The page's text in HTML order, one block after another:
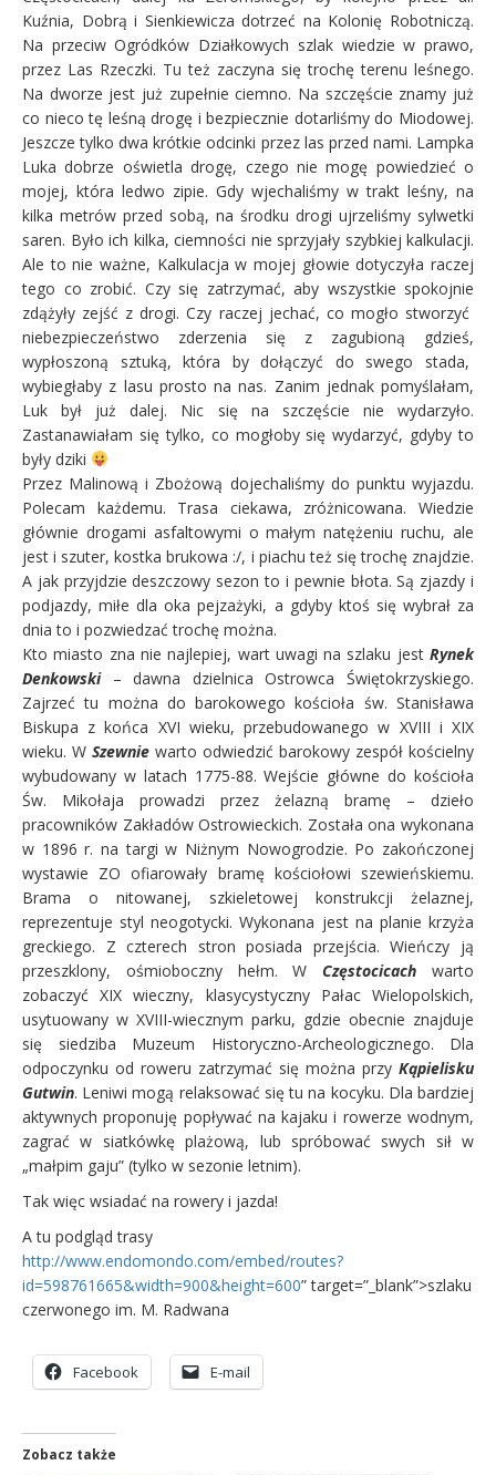
Kuźnia, Dobrą i Sienkiewicza dotrzeć na Kolonię Robotniczą.
Na przeciw Ogródków Działkowych szlak wiedzie w prawo,
przez Las Rzeczki. Tu też zaczyna się trochę terenu leśnego.
Na dworze jest już zupełnie ciemno. Na szczęście znamy już
co nieco tę leśną drogę i bezpiecznie dotarliśmy do Miodowej.
Jeszcze tylko dwa krótkie odcinki przez las przed nami. Lampka
Luka dobrze oświetla drogę, czego nie mogę powiedzieć o
mojej, która ledwo zipie. Gdy wjechaliśmy w trakt leśny, na
kilka metrów przed sobą, na środku drogi ujrzeliśmy sylwetki
saren. Było ich kilka, ciemności nie sprzyjały szybkiej kalkulacji.
Ale to nie ważne, Kalkulacja w mojej głowie dotyczyła raczej
tego co zrobić. Czy się zatrzymać, aby wszystkie spokojnie
zdążyły zejść z drogi. Czy raczej jechać, co mogło stworzyć
niebezpieczeństwo zderzenia się z zagubioną gdzieś,
wypłoszoną sztuką, która by dołączyć do swego stada,
wybiegłaby z lasu prosto na nas. Zanim jednak pomyślałam,
Luk był już dalej. Nic się na szczęście nie wydarzyło.
Zastanawiałam się tylko, co mogłoby się wydarzyć, gdyby to
były dziki
Przez Malinową i Zbożową dojechaliśmy do punktu wyjazdu.
Polecam każdemu. Trasa ciekawa, zróżnicowana. Wiedzie
głównie drogami asfaltowymi o małym natężeniu ruchu, ale
jest i szuter, kostka brukowa :/, i piachu też się trochę znajdzie.
A jak przyjdzie deszczowy sezon to i pewnie błota. Są zjazdy i
podjazdy, miłe dla oka pejzażyki, a gdyby ktoś się wybrał za
dnia to i pozwiedzać trochę można.
Kto miasto zna nie najlepiej, wart uwagi na szlaku jest Rynek
Denkowski
– dawna dzielnica Ostrowca Świętokrzyskiego.
Zajrzeć tu można do barokowego kościoła św. Stanisława
Biskupa z końca XVI wieku, przebudowanego w XVIII i XIX
wieku. W Szewnie warto odwiedzić barokowy zespół kościelny
wybudowany w latach 1775-88. Wejście główne do kościoła
Św. Mikołaja prowadzi przez żelazną bramę – dzieło
pracowników Zakładów Ostrowieckich. Została ona wykonana
w 1896 r. na targi w Niżnym Nowogrodzie. Po zakończonej
wystawie ZO ofiarowały bramę kościołowi szewieńskiemu.
Brama o nitowanej, szkieletowej konstrukcji żelaznej,
reprezentuje styl neogotycki. Wykonana jest na planie krzyża
greckiego. Z czterech stron posiada przejścia. Wieńczy ją
przeszklony, ośmioboczny hełm. WCzęstocicach
warto
zobaczyć XIX wieczny, klasycystyczny Pałac Wielopolskich,
usytuowany w XVIII-wiecznym parku, gdzie obecnie znajduje
się siedziba Muzeum Historyczno-Archeologicznego. Dla
odpoczynku od roweru zatrzymać się można przy Kąpielisku
Gutwin. Leniwi mogą relaksować się tu na kocyku. Dla bardziej
aktywnych proponuję popływać na kajaku i rowerze wodnym,
zagrać w siatkówkę plażową, lub spróbować swych sił w
„małpim gaju” (tylko w sezonie letnim).
Tak więc wsiadać na rowery i jazda!
A tu podgląd trasy
http://www.endomondo.com/embed/routes?
id=598761665&width=900&height=600” target=”_blank”>szlaku
czerwonego im. M. Radwana
Facebook E-mail
Zobacz także